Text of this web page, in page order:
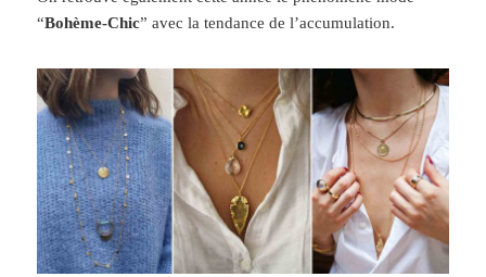
“Bohème-Chic” avec la tendance de l’accumulation.